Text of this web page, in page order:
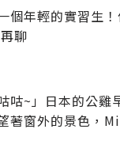
個年輕的實習生
聊
咕咕~」日本的公
著窗外的景色，